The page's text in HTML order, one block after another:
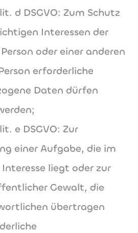
d DSGVO: Zum Schutz
Interessen der
oder einer anderen
erforderliche
Daten dürfen
e DSGVO: Zur
einer Aufgabe, die im
liegt oder zur
Gewalt, die
übertragen